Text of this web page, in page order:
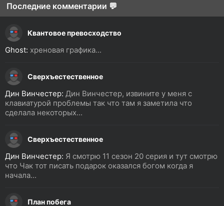
Последние комментарии 💬
Квантовое превосходство
Ghost: хреновая графика...
Сверхъестественное
Дин Винчестер: Дин Винчестер, извините у меня с
клавиатурой проблемы так что там я заметила что
сделала некоторых...
Сверхъестественное
Дин Винчестер: Я смотрю 11 сезон 20 серия и тут смотрю
что Чак тот писать подарок оказался богом когда я
начала...
План побега